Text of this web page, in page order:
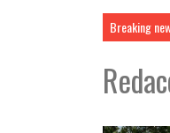
Breaking
Marcha, Nueva Unidad Móvil de